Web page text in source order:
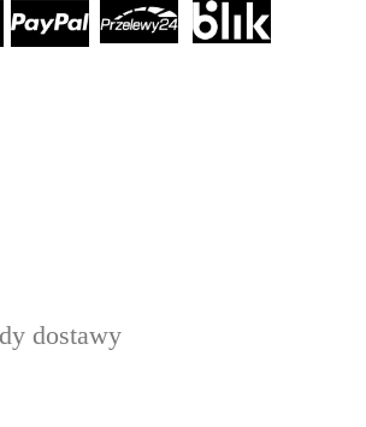
dostawy